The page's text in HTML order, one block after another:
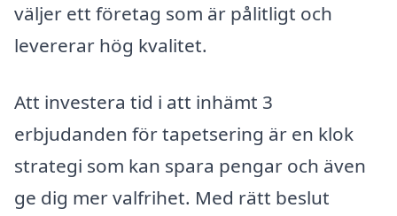
väljer ett företag som är pålitligt och
levererar hög kvalitet.
Att investera tid i att inhämt 3
erbjudanden för tapetsering är en klok
strategi som kan spara pengar och även
ge dig mer valfrihet. Med rätt beslut